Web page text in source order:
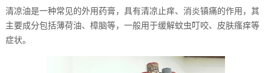
清凉油是一种常见的外用药膏，具有清凉止痒、消炎镇痛的作用，其
主要成分包括薄荷油、樟脑等，一般用于缓解蚊虫叮咬、皮肤瘙痒等
症状。